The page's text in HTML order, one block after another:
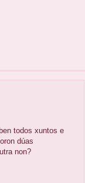
todos xuntos e
dúas
non?